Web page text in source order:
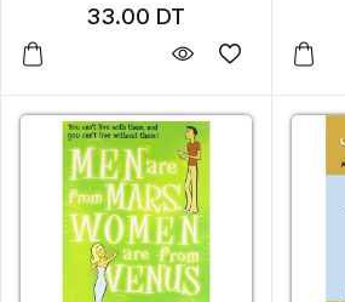
33.00 DT